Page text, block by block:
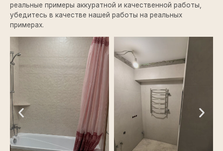
реальные примеры аккуратной и качественной работы,
убедитесь в качестве нашей работы на реальных
примерах.